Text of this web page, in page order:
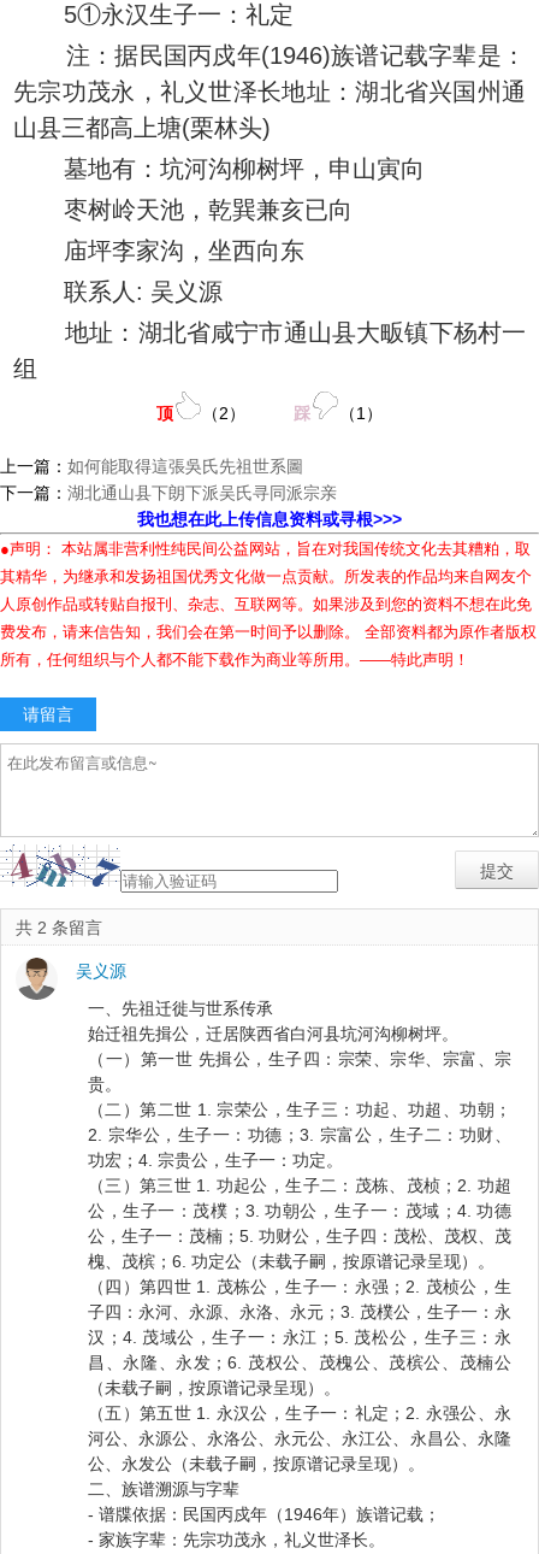
5①永汉生子一：礼定
注：据民国丙戍年(1946)族谱记载字辈是：
先宗功茂永，礼义世泽长地址：湖北省兴国州通
山县三都高上塘(栗林头)
墓地有：坑河沟柳树坪，申山寅向
枣树岭天池，乾巽兼亥已向
庙坪李家沟，坐西向东
联系人: 吴义源
地址：湖北省咸宁市通山县大畈镇下杨村一
组
顶 （2） 踩 （1 ）
上一篇： 如何能取得這張吳氏先祖世系圖
下一篇： 湖北通山县下朗下派吴氏寻同派宗亲
我也想在此上传信息资料或寻根>>>
●声明： 本站属非营利性纯民间公益网站，旨在对我国传统文化去其糟粕，取
其精华，为继承和发扬祖国优秀文化做一点贡献。所发表的作品均来自网友个
人原创作品或转贴自报刊、杂志、互联网等。如果涉及到您的资料不想在此免
费发布，请来信告知，我们会在第一时间予以删除。 全部资料都为原作者版权
所有，任何组织与个人都不能下载作为商业等所用。——特此声明！
请留言
共 2 条留言
吴义源
一、先祖迁徙与世系传承
始迁祖先揖公，迁居陕西省白河县坑河沟柳树坪。
（一）第一世 先揖公，生子四：宗荣、宗华、宗富、宗
贵。
（二）第二世 1. 宗荣公，生子三：功起、功超、功朝；
2. 宗华公，生子一：功德；3. 宗富公，生子二：功财、
功宏；4. 宗贵公，生子一：功定。
（三）第三世 1. 功起公，生子二：茂栋、茂桢；2. 功超
公，生子一：茂樸；3. 功朝公，生子一：茂域；4. 功德
公，生子一：茂楠；5. 功财公，生子四：茂松、茂权、茂
槐、茂槟；6. 功定公（未载子嗣，按原谱记录呈现）。
（四）第四世 1. 茂栋公，生子一：永强；2. 茂桢公，生
子四：永河、永源、永洛、永元；3. 茂樸公，生子一：永
汉；4. 茂域公，生子一：永江；5. 茂松公，生子三：永
昌、永隆、永发；6. 茂权公、茂槐公、茂槟公、茂楠公
（未载子嗣，按原谱记录呈现）。
（五）第五世 1. 永汉公，生子一：礼定；2. 永强公、永
河公、永源公、永洛公、永元公、永江公、永昌公、永隆
公、永发公（未载子嗣，按原谱记录呈现）。
二、族谱溯源与字辈
- 谱牒依据：民国丙戍年（1946年）族谱记载；
- 家族字辈：先宗功茂永，礼义世泽长。